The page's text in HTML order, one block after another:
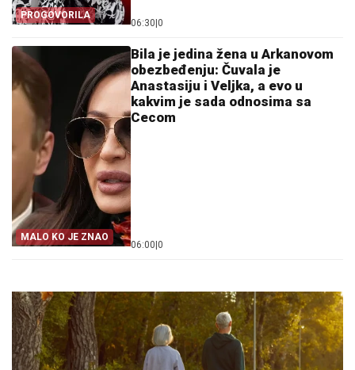
PROGOVORILA
06:30|0
MALO KO JE ZNAO
Bila je jedina žena u Arkanovom
obezbeđenju: Čuvala je
Anastasiju i Veljka, a evo u
kakvim je sada odnosima sa
Cecom
06:00|0